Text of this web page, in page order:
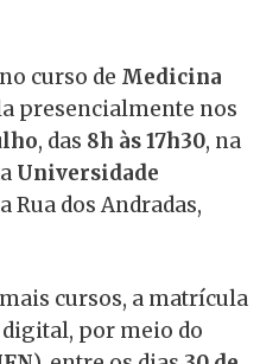
curso de Medicina
presencialmente nos
, das 8h às 17h30, na
Universidade
Rua dos Andradas,
cursos, a matrícula
por meio do